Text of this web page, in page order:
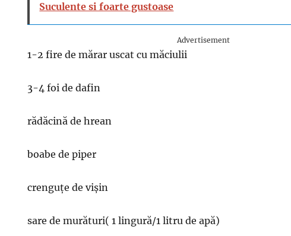
Suculente si foarte gustoase
Advertisement
1-2 fire de mărar uscat cu măciulii
3-4 foi de dafin
rădăcină de hrean
boabe de piper
crenguțe de vișin
sare de murături( 1 lingură/1 litru de apă)